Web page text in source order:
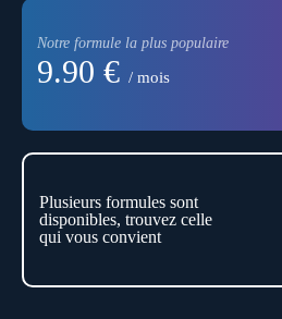
Notre formule la plus populaire
9.90 € / mois
Plusieurs formules sont
disponibles, trouvez celle
qui vous convient